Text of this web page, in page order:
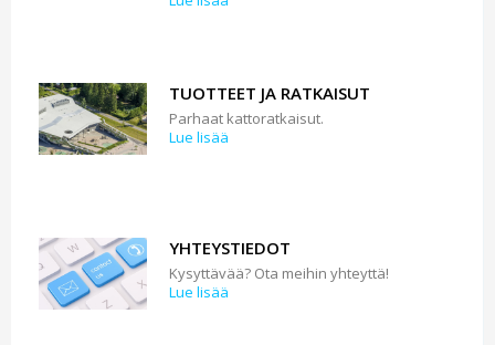
TUOTTEET JA RATKAISUT
Parhaat kattoratkaisut.
Lue lisää
YHTEYSTIEDOT
Kysyttävää? Ota meihin yhteyttä!
Lue lisää